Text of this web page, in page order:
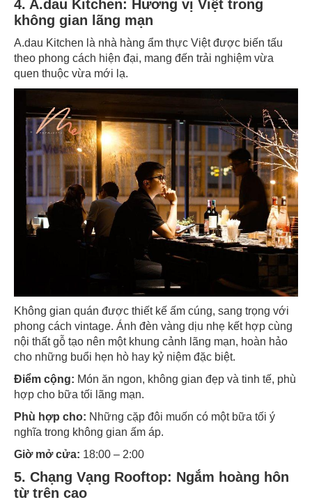
4. A.dau Kitchen: Hương vị Việt trong
không gian lãng mạn
A.dau Kitchen là nhà hàng ẩm thực Việt được biến tấu
theo phong cách hiện đại, mang đến trải nghiệm vừa
quen thuộc vừa mới lạ.
Không gian quán được thiết kế ấm cúng, sang trọng với
phong cách vintage. Ánh đèn vàng dịu nhẹ kết hợp cùng
nội thất gỗ tạo nên một khung cảnh lãng mạn, hoàn hảo
cho những buổi hẹn hò hay kỷ niệm đặc biệt.
Điểm cộng: Món ăn ngon, không gian đẹp và tinh tế, phù
hợp cho bữa tối lãng mạn.
Phù hợp cho: Những cặp đôi muốn có một bữa tối ý
nghĩa trong không gian ấm áp.
Giờ mở cửa: 18:00 – 2:00
5. Chạng Vạng Rooftop: Ngắm hoàng hôn
từ trên cao